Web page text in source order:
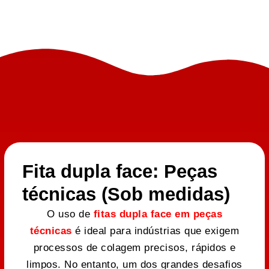
Fita dupla face: Peças
técnicas (Sob medidas)
O uso de fitas dupla face em peças
técnicas é ideal para indústrias que exigem
processos de colagem precisos, rápidos e
limpos. No entanto, um dos grandes desafios